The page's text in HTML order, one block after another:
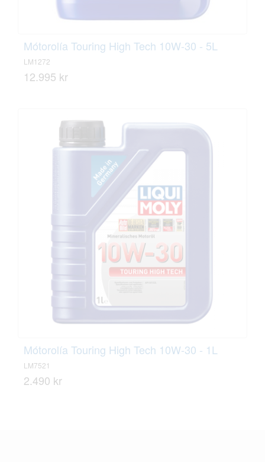
Mótorolía Touring High Tech 10W-30 - 5L
LM1272
12.995 kr
Mótorolía Touring High Tech 10W-30 - 1L
LM7521
2.490 kr